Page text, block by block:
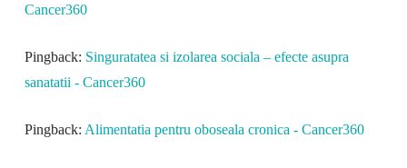
Cancer360
Pingback: Singuratatea si izolarea sociala – efecte asupra
sanatatii - Cancer360
Pingback: Alimentatia pentru oboseala cronica - Cancer360